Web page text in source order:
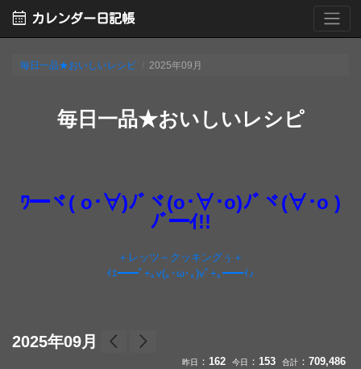
calendar_month カレンダー日記帳
毎日一品★おいしいレシピ 2025年09月
毎日一品★おいしいレシピ
ﾜ━ヾ( o･∀)ﾉﾞヾ(o･∀･o)ﾉﾞヾ(∀･o )
ﾉﾞ━ｲ!!
＋レッツ～クッキングぅ＋
ｲｴ━━ﾟ+｡v(｡･ω･｡)vﾟ+｡━━ｲ♪
2025年09月 arrow_back_ios arrow_forward_ios
昨日 ： 162 今日 ： 153 合計 ： 709,486